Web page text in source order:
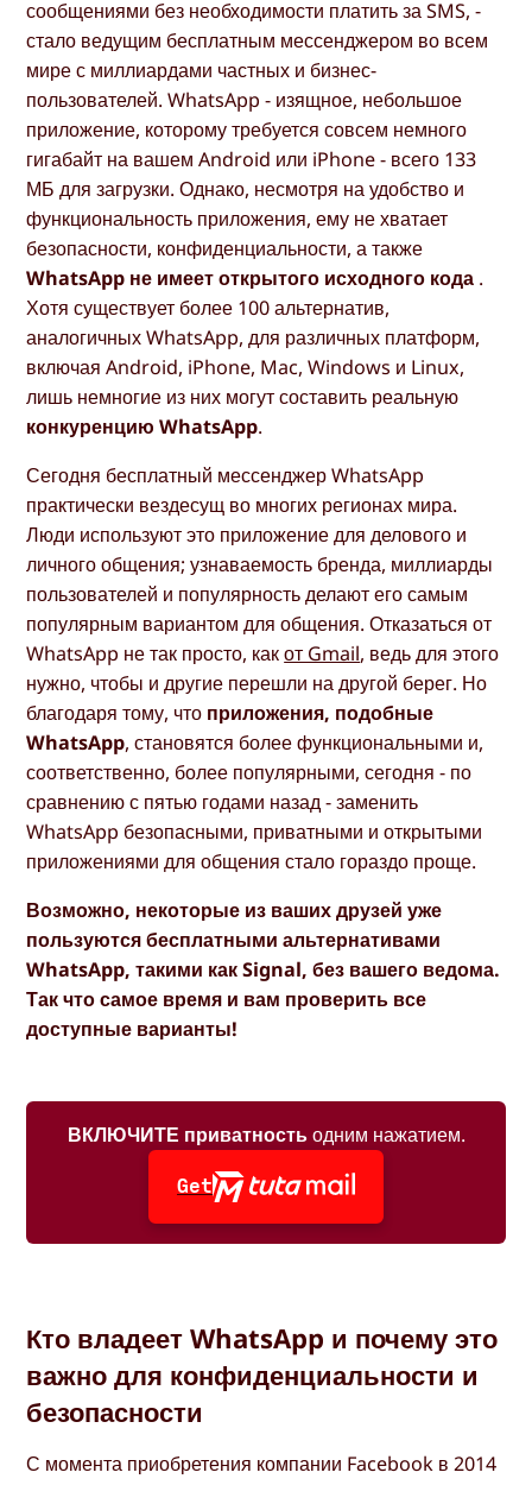
сообщениями без необходимости платить за SMS, -
стало ведущим бесплатным мессенджером во всем
мире с миллиардами частных и бизнес-
пользователей. WhatsApp - изящное, небольшое
приложение, которому требуется совсем немного
гигабайт на вашем Android или iPhone - всего 133
МБ для загрузки. Однако, несмотря на удобство и
функциональность приложения, ему не хватает
безопасности, конфиденциальности, а также
WhatsApp не имеет открытого исходного кода .
Хотя существует более 100 альтернатив,
аналогичных WhatsApp, для различных платформ,
включая Android, iPhone, Mac, Windows и Linux,
лишь немногие из них могут составить реальную
конкуренцию WhatsApp.
Сегодня бесплатный мессенджер WhatsApp
практически вездесущ во многих регионах мира.
Люди используют это приложение для делового и
личного общения; узнаваемость бренда, миллиарды
пользователей и популярность делают его самым
популярным вариантом для общения. Отказаться от
WhatsApp не так просто, какот Gmail, ведь для этого
нужно, чтобы и другие перешли на другой берег. Но
благодаря тому, что приложения, подобные
WhatsApp, становятся более функциональными и,
соответственно, более популярными, сегодня - по
сравнению с пятью годами назад - заменить
WhatsApp безопасными, приватными и открытыми
приложениями для общения стало гораздо проще.
Возможно, некоторые из ваших друзей уже
пользуются бесплатными альтернативами
WhatsApp, такими как Signal, без вашего ведома.
Так что самое время и вам проверить все
доступные варианты!
ВКЛЮЧИТЕ приватностьодним нажатием.
Get
Кто владеет WhatsApp и почему это
важно для конфиденциальности и
безопасности
С момента приобретения компании Facebook в 2014